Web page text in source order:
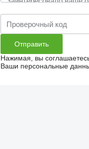
Нажимая, вы
Ваши персональные